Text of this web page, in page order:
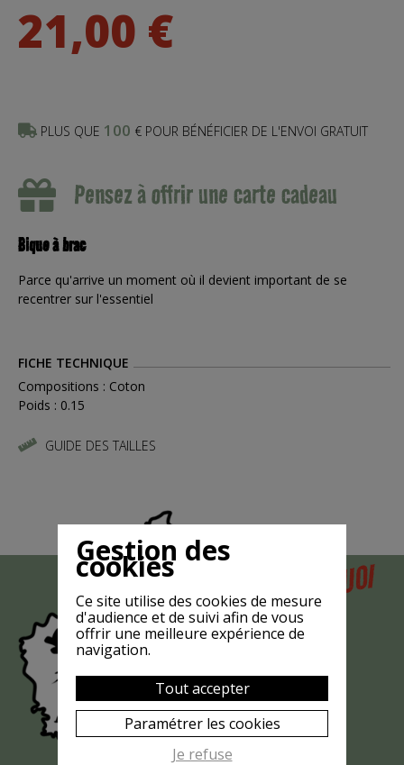
21,00 €
PLUS QUE 100 € POUR BÉNÉFICIER DE L'ENVOI GRATUIT
Pensez à offrir une carte cadeau
Bique à brac
Parce qu'arrive un moment où il devient important de se
recentrer sur l'essentiel
FICHE TECHNIQUE
Compositions : Coton
Poids : 0.15
GUIDE DES TAILLES
MAISPOURQUOI
LA CHÈVRE
EST-ELLE
MASQUÉE
?
Gestion des
cookies
Ce site utilise des cookies de mesure
d'audience et de suivi afin de vous
offrir une meilleure expérience de
navigation.
Tout accepter
Paramétrer les cookies
Je refuse